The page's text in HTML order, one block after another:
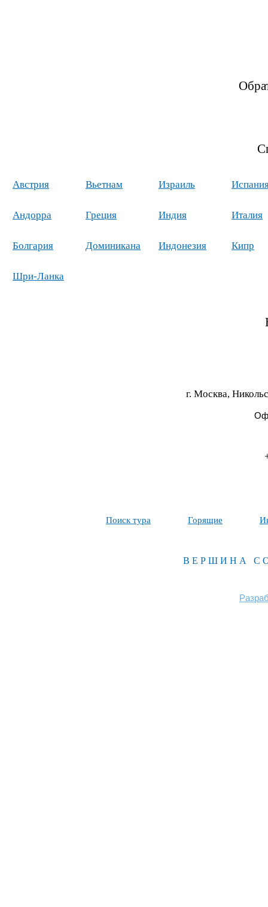
Австрия
Андорра
Болгария
Вьетнам
Греция
Доминикана
Израиль
Индия
Индонезия
Италия
Кипр
Шри-Ланка
г. Москва,
Поиск тура Горящие
ВЕРШИНА